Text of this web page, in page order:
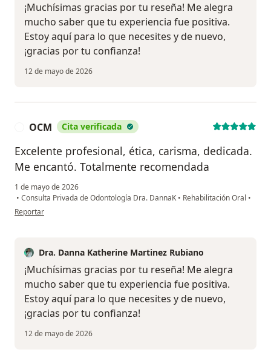
¡Muchísimas gracias por tu reseña! Me alegra
mucho saber que tu experiencia fue positiva.
Estoy aquí para lo que necesites y de nuevo,
¡gracias por tu confianza!
12 de mayo de 2026
OCM Cita verificada
Excelente profesional, ética, carisma, dedicada.
Me encantó. Totalmente recomendada
1 de mayo de 2026
• Consulta Privada de Odontología Dra. DannaK • Rehabilitación Oral •
en opinión del usuario OCM
Reportar
Dra. Danna Katherine Martinez Rubiano
¡Muchísimas gracias por tu reseña! Me alegra
mucho saber que tu experiencia fue positiva.
Estoy aquí para lo que necesites y de nuevo,
¡gracias por tu confianza!
12 de mayo de 2026